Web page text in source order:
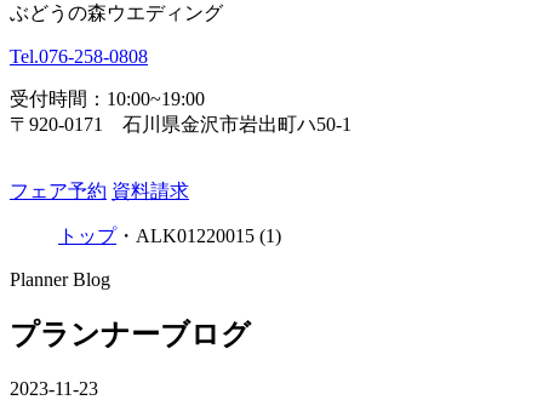
ぶどうの森ウエディング
Tel.076-258-0808
受付時間：10:00~19:00
〒920-0171 石川県金沢市岩出町ハ50-1
フェア予約 資料請求
トップ・ ALK01220015 (1)
Planner Blog
プランナーブログ
2023-11-23